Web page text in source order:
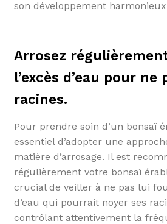
son développement
Arrosez
l’excès d’eau pour ne
racines.
Pour prendre soin d’un bonsaï
essentiel d’adopter une
matière d’arrosage. Il est
régulièrement votre bonsaï
crucial de veiller à ne pas lui
d’eau qui pourrait noyer ses
contrôlant attentivement la